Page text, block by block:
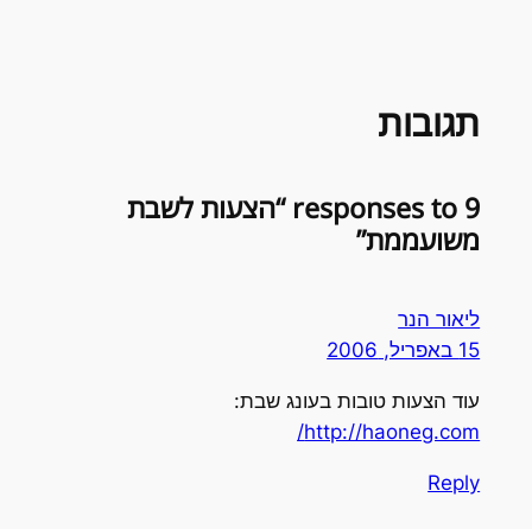
תגובות
9 responses to “הצעות לשבת
משועממת”
ליאור הנר
15 באפריל, 2006
עוד הצעות טובות בעונג שבת:
http://haoneg.com/
Reply